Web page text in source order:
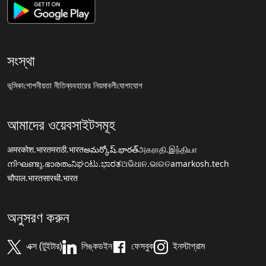
সংস্থা
ভূমিকাগোপনীয়তা নীতিব্যবহারের নিয়মাবলীযোগাযোগ
আমাদের ওয়েবসাইটসমূহ
अमरकोश.भारतमराठी.भारतఅమర్కోష్.భారత్அகராதி.இந்தியா
നിഘണ്ടു.ഭാരതംನಿಘಂಟು.ಭಾರತଅଭିଧାନ.ଭାରତamarkosh.tech
चौपाल.भारतसारथी.भारत
অনুসরণ করুন
এক্স (টুইটার) লিঙ্কডইন ফেসবুক ইনস্টাগ্রাম